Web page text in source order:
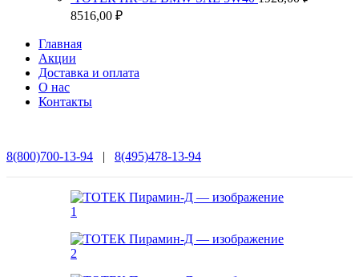
–
8516,00 ₽Диапазон
8516,00 ₽
Главная
Акции
Доставка и оплата
О нас
Контакты
8(800)700-13-94 | 8(495)478-13-94